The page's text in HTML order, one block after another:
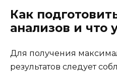
Как
анализов и что
Для получения
результатов следует